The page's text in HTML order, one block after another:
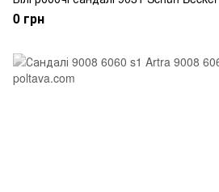
0 грн